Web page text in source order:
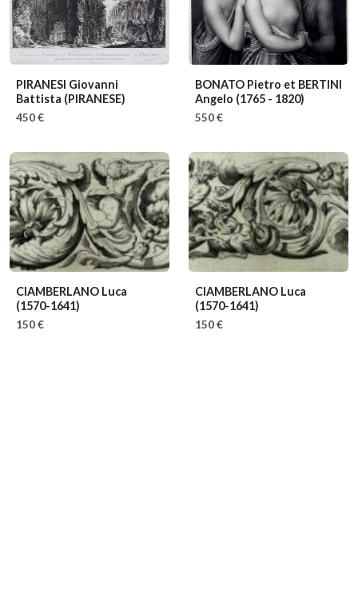
PIRANESI Giovanni
Battista (PIRANESE)
450 €
BONATO Pietro et BERTINI
Angelo (1765 - 1820)
550 €
CIAMBERLANO Luca
(1570-1641)
150 €
CIAMBERLANO Luca
(1570-1641)
150 €